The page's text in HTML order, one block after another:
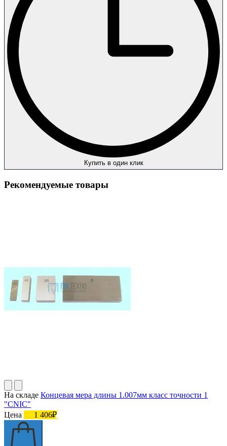
Купить в один клик
Рекомендуемые товары
На складе Концевая мера длины 1.007мм класс точности 1
"CNIC"
Цена
1 406₽